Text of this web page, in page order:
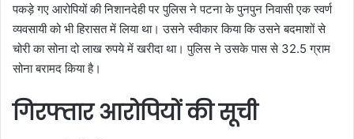
पकड़े गए आरोपियों की निशानदेही पर पुलिस ने पटना के पुनपुन निवासी एक स्वर्ण
व्यवसायी को भी हिरासत में लिया था। उसने स्वीकार किया कि उसने बदमाशों से
चोरी का सोना दो लाख रुपये में खरीदा था। पुलिस ने उसके पास से 32.5 ग्राम
सोना बरामद किया है।
गिरफ्तार आरोपियों की सूची